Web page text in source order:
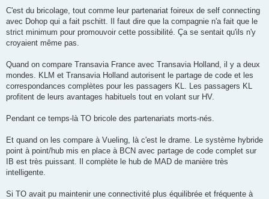
C'est du bricolage, tout comme leur partenariat foireux de self connecting
avec Dohop qui a fait pschitt. Il faut dire que la compagnie n'a fait que le
strict minimum pour promouvoir cette possibilité. Ça se sentait qu'ils n'y
croyaient même pas.
Quand on compare Transavia France avec Transavia Holland, il y a deux
mondes. KLM et Transavia Holland autorisent le partage de code et les
correspondances complètes pour les passagers KL. Les passagers KL
profitent de leurs avantages habituels tout en volant sur HV.
Pendant ce temps-là TO bricole des partenariats morts-nés.
Et quand on les compare à Vueling, là c'est le drame. Le système hybride
point à point/hub mis en place à BCN avec partage de code complet sur
IB est très puissant. Il complète le hub de MAD de manière très
intelligente.
Si TO avait pu maintenir une connectivité plus équilibrée et fréquente à